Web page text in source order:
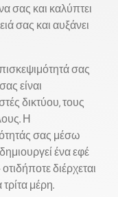
σας και καλύπτει
σας και αυξάνει
σας
είναι
δικτύου, τους
Η
σας μέσω
ένα εφέ
διέρχεται
μέρη.